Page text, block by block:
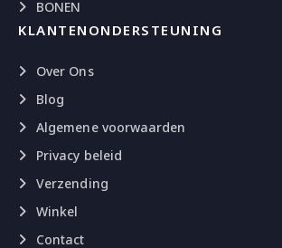
BONEN
KLANTENONDERSTEUNING
Over Ons
Blog
Algemene voorwaarden
Privacy beleid
Verzending
Winkel
Contact